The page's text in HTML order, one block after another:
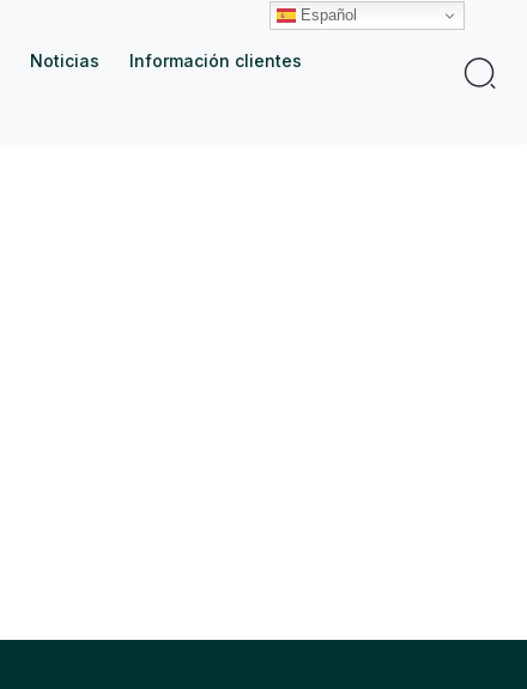
Noticias
Información clientes
Buscar
Español